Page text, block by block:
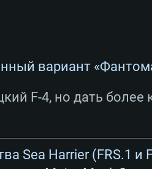
ОС: Windows 10/
Процессор: Intel
выше
Операционная
Процессор: Intel
Операционная
Процессор: Intel
вариант
F-4, но дать более
Sea Harrier (FRS.1 и